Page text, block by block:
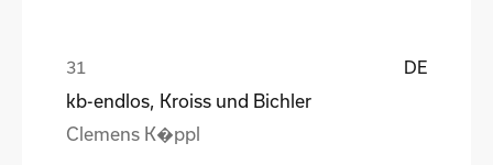
DE
kb-endlos, Kroiss und Bichler
Clemens K�ppl